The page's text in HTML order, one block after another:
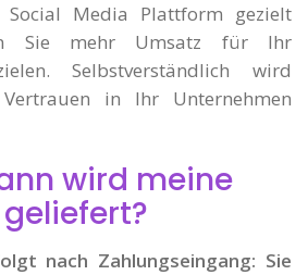
Media Plattform gezielt
Sie mehr Umsatz für Ihr
Selbstverständlich wird
in Ihr Unternehmen
wird meine
nach Zahlungseingang: Sie